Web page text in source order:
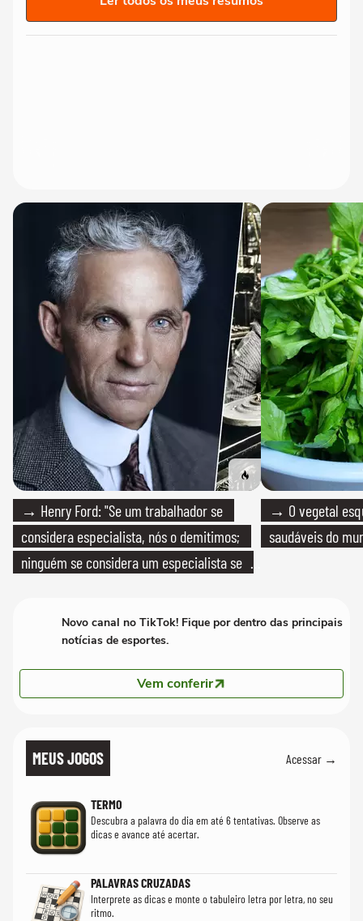
→ Henry Ford: "Se um trabalhador se
considera especialista, nós o demitimos;
ninguém se considera um especialista se
→ O vegetal
saudáveis do
Novo canal no TikTok! Fique por dentro das principais
notícias de esportes.
Vem conferir
MEUS JOGOS Acessar →
TERMO
Descubra a palavra do dia em até 6 tentativas. Observe as
dicas e avance até acertar.
PALAVRAS CRUZADAS
Interprete as dicas e monte o tabuleiro letra por letra, no seu
ritmo.